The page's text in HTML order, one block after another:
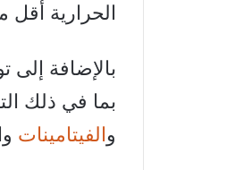
الحرارية أقل
بالإضافة إلى
بما في ذلك
والفيتامينات